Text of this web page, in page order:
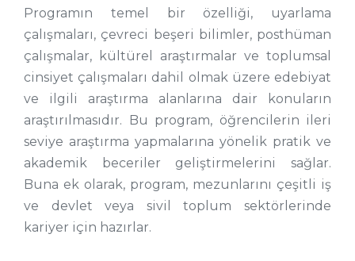
Programın temel bir özelliği, uyarlama
çalışmaları, çevreci beşeri bilimler, posthüman
çalışmalar, kültürel araştırmalar ve toplumsal
cinsiyet çalışmaları dahil olmak üzere edebiyat
ve ilgili araştırma alanlarına dair konuların
araştırılmasıdır. Bu program, öğrencilerin ileri
seviye araştırma yapmalarına yönelik pratik ve
akademik beceriler geliştirmelerini sağlar.
Buna ek olarak, program, mezunlarını çeşitli iş
ve devlet veya sivil toplum sektörlerinde
kariyer için hazırlar.